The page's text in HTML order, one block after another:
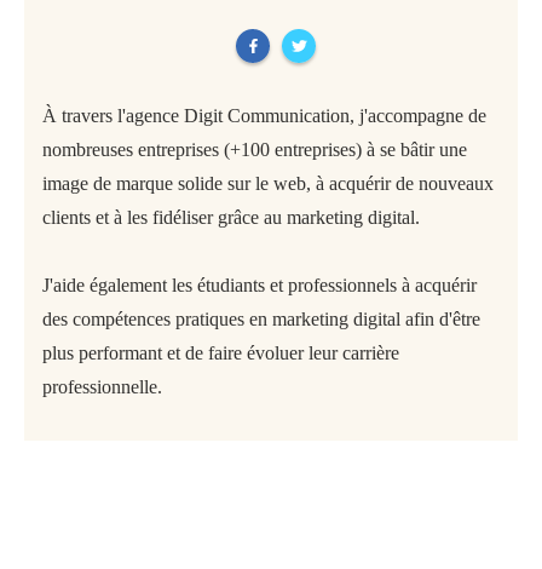
À travers l'agence Digit Communication, j'accompagne de
nombreuses entreprises (+100 entreprises) à se bâtir une
image de marque solide sur le web, à acquérir de nouveaux
clients et à les fidéliser grâce au marketing digital.
J'aide également les étudiants et professionnels à acquérir
des compétences pratiques en marketing digital afin d'être
plus performant et de faire évoluer leur carrière
professionnelle.